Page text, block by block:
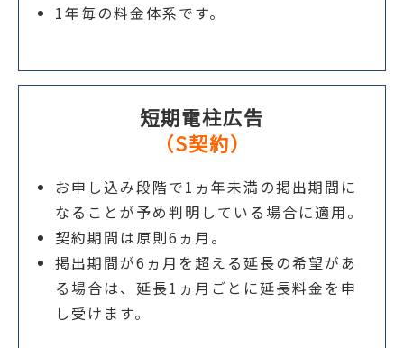
1年毎の料金体系です。
短期電柱広告
（S契約）
お申し込み段階で1ヵ年未満の掲出期間に
なることが予め判明している場合に適用。
契約期間は原則6ヵ月。
掲出期間が6ヵ月を超える延長の希望があ
る場合は、延長1ヵ月ごとに延長料金を申
し受けます。